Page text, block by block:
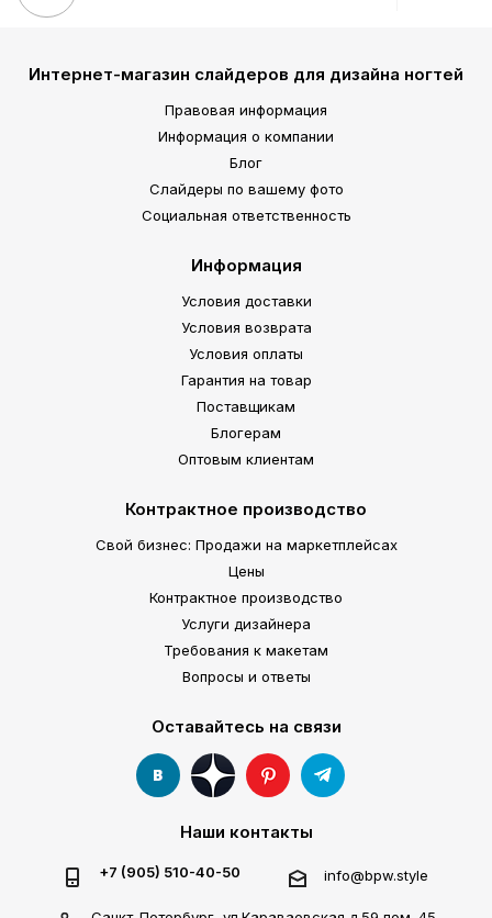
Интернет-магазин слайдеров для дизайна ногтей
Правовая информация
Информация о компании
Блог
Слайдеры по вашему фото
Социальная ответственность
Информация
Условия доставки
Условия возврата
Условия оплаты
Гарантия на товар
Поставщикам
Блогерам
Оптовым клиентам
Контрактное производство
Свой бизнес: Продажи на маркетплейсах
Цены
Контрактное производство
Услуги дизайнера
Требования к макетам
Вопросы и ответы
Оставайтесь на связи
Наши контакты
+7 (905) 510-40-50 info@bpw.style